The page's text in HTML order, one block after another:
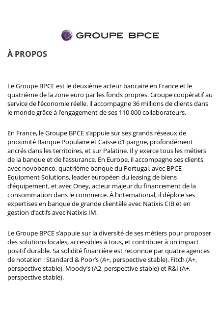
À PROPOS
Le Groupe BPCE est le deuxième acteur bancaire en France et le
quatrième de la zone euro par les fonds propres. Groupe coopératif au
service de l’économie réelle, il accompagne 36 millions de clients dans
le monde grâce à l’engagement de ses 110 000 collaborateurs.
En France, le Groupe BPCE s’appuie sur ses grands réseaux de
proximité Banque Populaire et Caisse d’Epargne, profondément
ancrés dans les territoires, et sur Palatine. Il y exerce tous les métiers
de la banque et de l’assurance. En Europe, il accompagne ses clients
avec novobanco, quatrième banque du Portugal, avec BPCE
Equipment Solutions, leader européen du leasing de biens
d’équipement, et avec Oney, acteur majeur du financement de la
consommation dans le commerce. À l’international, il déploie ses
expertises en banque de grande clientèle avec Natixis CIB et en
gestion d’actifs avec Natixis IM.
Le Groupe BPCE s’appuie sur la diversité de ses métiers pour proposer
des solutions locales, accessibles à tous, et contribuer à un impact
positif durable. Sa solidité financière est reconnue par quatre agences
de notation : Standard & Poor’s (A+, perspective stable), Fitch (A+,
perspective stable), Moody’s (A2, perspective stable) et R&I (A+,
perspective stable).